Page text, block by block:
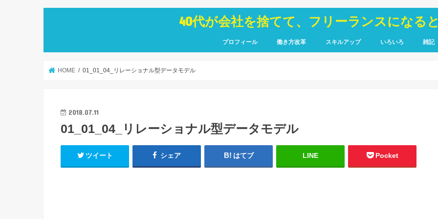
40代が会社を捨てて、フリーランスになる
プロフィール 働き方改革 スキルアップ いろいろ 雑記
HOME 01_01_04_リレーショナル型データモデル
2018.07.11
01_01_04_リレーショナル型データモデル
ツイート シェア はてブ LINE Pocket